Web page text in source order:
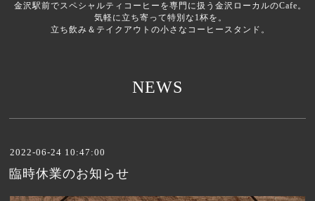
金沢駅前でスペシャルティコーヒーを専門に扱う金沢ローカルのCafe。
気軽に立ち寄って特別な1杯を。
立ち飲み＆テイクアウトの小さなコーヒースタンド。
NEWS
2022-06-24 10:47:00
臨時休業のお知らせ